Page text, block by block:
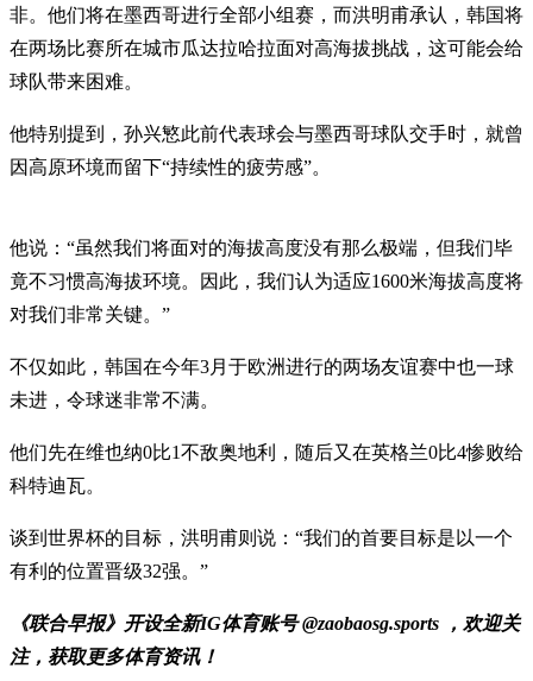
非。他们将在墨西哥进行全部小组赛，而洪明甫承认，韩国将
在两场比赛所在城市瓜达拉哈拉面对高海拔挑战，这可能会给
球队带来困难。
他特别提到，孙兴慜此前代表球会与墨西哥球队交手时，就曾
因高原环境而留下“持续性的疲劳感”。
他说：“虽然我们将面对的海拔高度没有那么极端，但我们毕
竟不习惯高海拔环境。因此，我们认为适应1600米海拔高度将
对我们非常关键。”
不仅如此，韩国在今年3月于欧洲进行的两场友谊赛中也一球
未进，令球迷非常不满。
他们先在维也纳0比1不敌奥地利，随后又在英格兰0比4惨败给
科特迪瓦。
谈到世界杯的目标，洪明甫则说：“我们的首要目标是以一个
有利的位置晋级32强。”
《联合早报》开设全新IG体育账号 @zaobaosg.sports ，欢迎关
注，获取更多体育资讯！